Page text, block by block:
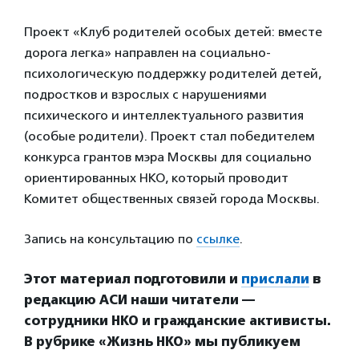
Проект «Клуб родителей особых детей: вместе
дорога легка» направлен на социально-
психологическую поддержку родителей детей,
подростков и взрослых с нарушениями
психического и интеллектуального развития
(особые родители). Проект стал победителем
конкурса грантов мэра Москвы для социально
ориентированных НКО, который проводит
Комитет общественных связей города Москвы.
Запись на консультацию по ссылке.
Этот материал подготовили и прислали в
редакцию АСИ наши читатели —
сотрудники НКО и гражданские активисты.
В рубрике «Жизнь НКО» мы публикуем